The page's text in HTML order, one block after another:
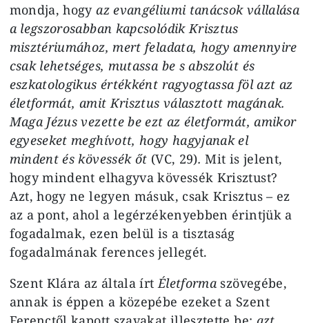
mondja, hogyaz evangéliumi tanácsok vállalása
a legszorosabban kapcsolódik Krisztus
misztériumához, mert feladata, hogy amennyire
csak lehetséges, mutassa be s abszolút és
eszkatologikus értékként ragyogtassa föl azt az
életformát, amit Krisztus választott magának.
Maga Jézus vezette be ezt az életformát, amikor
egyeseket meghívott, hogy hagyjanak el
mindent és kövessék őt (VC, 29). Mit is jelent,
hogy mindent elhagyva kövessék Krisztust?
Azt, hogy ne legyen másuk, csak Krisztus – ez
az a pont, ahol a legérzékenyebben érintjük a
fogadalmak, ezen belül is a tisztaság
fogadalmának ferences jellegét.
Szent Klára az általa írt Életforma szövegébe,
annak is éppen a közepébe ezeket a Szent